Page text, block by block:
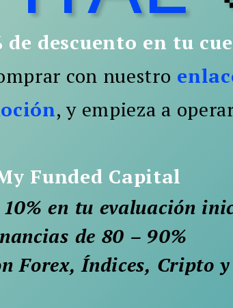
de descuento en tu
con nuestro
, y empieza a
Funded Capital
10% en tu evaluación
de 80 – 90%
Forex, Índices, Cripto y